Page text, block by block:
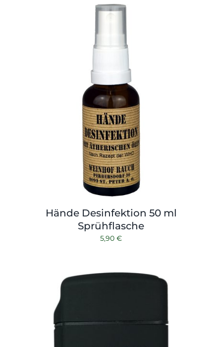
Hände Desinfektion 50 ml
Sprühflasche
5,90 €